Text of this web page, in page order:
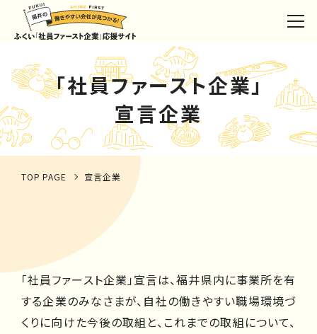
「社員ファースト企業」
宣言企業
TOP PAGE 宣言企業
「社員ファースト企業」宣言は、福井県内に事業所を有
する企業のみなさまが、自社の働きやすい職場環境づ
くりに向けた今後の取組と、これまでの取組について、